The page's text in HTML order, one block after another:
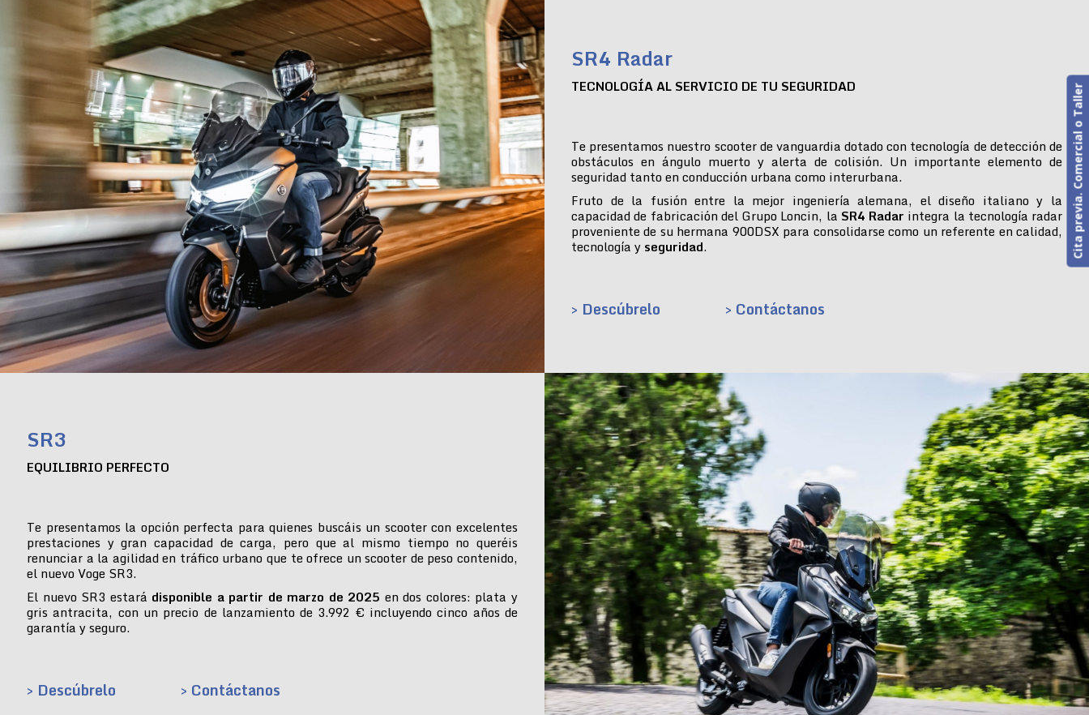
SR4 Radar
TECNOLOGÍA AL SERVICIO DE TU SEGURIDAD
Te presentamos nuestro scooter de vanguardia dotado con tecnología de detección de
obstáculos en ángulo muerto y alerta de colisión. Un importante elemento de
seguridad tanto en conducción urbana como interurbana.
Fruto de la fusión entre la mejor ingeniería alemana, el diseño italiano y la
capacidad de fabricación del Grupo Loncin, la SR4 Radar integra la tecnología radar
proveniente de su hermana 900DSX para consolidarse como un referente en calidad,
tecnología y seguridad.
> Descúbrelo > Contáctanos
SR3
EQUILIBRIO PERFECTO
Te presentamos la opción perfecta para quienes buscáis un scooter con excelentes
prestaciones y gran capacidad de carga, pero que al mismo tiempo no queréis
renunciar a la agilidad en tráfico urbano que te ofrece un scooter de peso contenido,
el nuevo Voge SR3.
El nuevo SR3 estará disponible a partir de marzo de 2025 en dos colores: plata y
gris antracita, con un precio de lanzamiento de 3.992 € incluyendo cinco años de
garantía y seguro.
> Descúbrelo > Contáctanos
Cita previa. Comercial o Taller